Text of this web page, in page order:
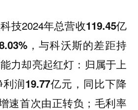
技2024年总营收119.45亿
，与科沃斯的差距持
力却亮起红灯：归属于上
利润19.77亿元，同比下降
速首次由正转负 ；毛利率